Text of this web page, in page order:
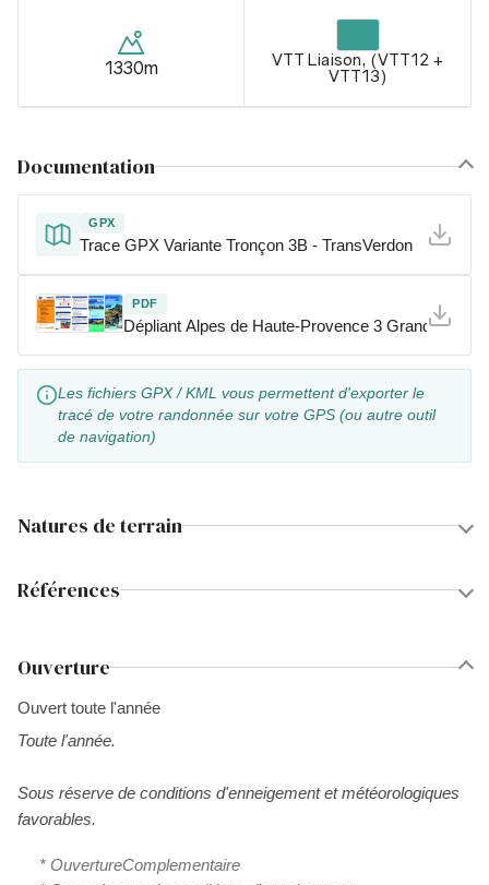
1330m
VTT Liaison, (VTT12 +
VTT13)
Documentation
GPX
Trace GPX Variante Tronçon 3B - TransVerdon
PDF
Dépliant Alpes de Haute-Provence 3 Grandes
Les fichiers GPX / KML vous permettent d'exporter le
tracé de votre randonnée sur votre GPS (ou autre outil
de navigation)
Natures de terrain
Références
Ouverture
Ouvert toute l'année
Toute l'année.
Sous réserve de conditions d'enneigement et météorologiques
favorables.
* OuvertureComplementaire